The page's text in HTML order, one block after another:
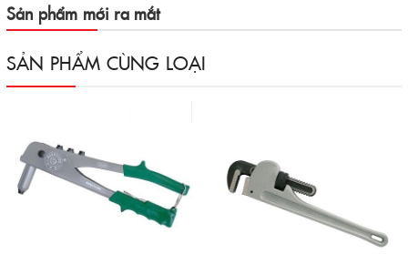
Sản phẩm mới ra mắt
SẢN PHẨM CÙNG LOẠI